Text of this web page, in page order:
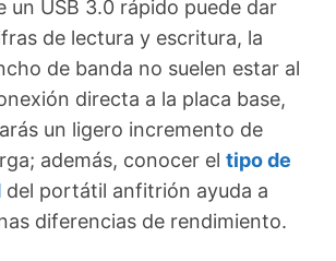
un USB 3.0 rápido puede dar
de lectura y escritura, la
de banda no suelen estar al
directa a la placa base,
un ligero incremento de
además, conocer el tipo de
del portátil anfitrión ayuda a
diferencias de rendimiento.